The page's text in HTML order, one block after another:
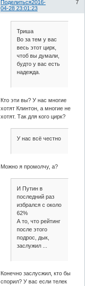
Поделиться 7
2016-
04-28 23:01:23
Триша
Во за тем у вас
весь этот цирк,
чтоб вы думали,
будто у вас есть
надежда.
Кто эти вы? У нас многие
хотят Клинтон, а многие не
хотят. Так для кого цирк?
У нас всё честно
Можно я промолчу, а?
И Путин в
последний раз
избрался с около
62%
А то, что рейтинг
после этого
подрос, дык,
заслужил ...
Конечно заслусжил, кто бы
спорил? У вас если телек